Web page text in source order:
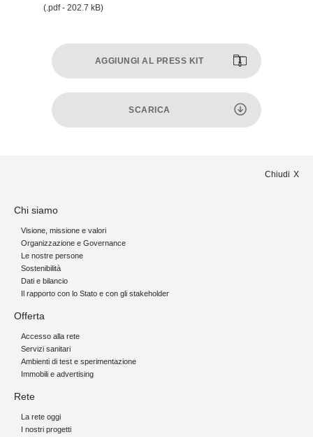
(.pdf - 202.7 kB)
AGGIUNGI AL PRESS KIT
SCARICA
Chiudi
Chi siamo
Visione, missione e valori
Organizzazione e Governance
Le nostre persone
Sostenibilità
Dati e bilancio
Il rapporto con lo Stato e con gli stakeholder
Offerta
Accesso alla rete
Servizi sanitari
Ambienti di test e sperimentazione
Immobili e advertising
Rete
La rete oggi
I nostri progetti